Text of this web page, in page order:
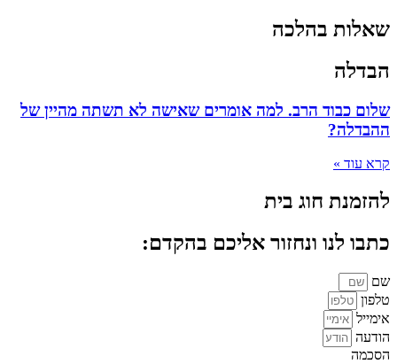
שאלות בהלכה
הבדלה
שלום כבוד הרב. למה אומרים שאישה לא תשתה מהיין של
ההבדלה?
קרא עוד »
להזמנת חוג בית
כתבו לנו ונחזור אליכם בהקדם:
שם
טלפון
אימייל
הודעה
הסכמה